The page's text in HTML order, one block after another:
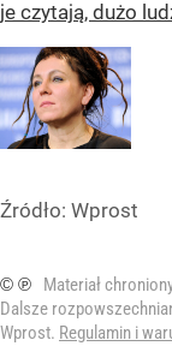
je czytają, dużo
Źródło: Wprost
© ℗
Materiał
Dalsze
Wprost. Regulamin i